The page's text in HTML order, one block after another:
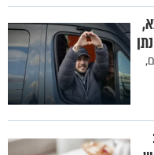
505 ימים,